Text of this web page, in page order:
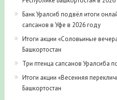
Банк Уралсиб подвёл итоги
сапсанов в Уфе в 2026 году
Итоги акции «Соловьиные
Башкортостан
Три птенца сапсанов Уралсиба
Итоги акции «Весенняя
Башкортостан